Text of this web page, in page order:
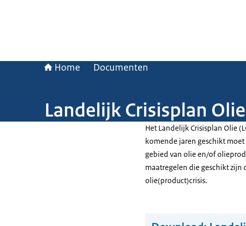
Home Documenten
Landelijk Crisisplan Olie
Het Landelijk Crisisplan Olie
komende jaren geschikt
gebied van olie en/of
maatregelen die geschikt zijn
olie(product)crisis.